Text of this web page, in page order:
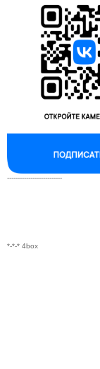
--------------------------
*-*-* 4box